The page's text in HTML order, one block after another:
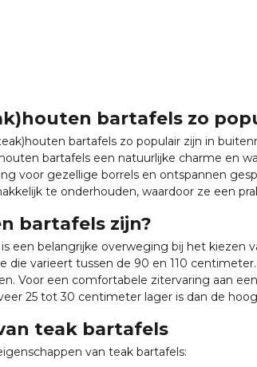
bartafels zo
bartafels zo populair zijn in
bartafels een natuurlijke charme en
voor gezellige borrels en ontspannen
te onderhouden, waardoor ze een
bartafels zijn?
een belangrijke overweging bij het
die varieert tussen de 90 en 110
Voor een comfortabele zitervaring aan
25 tot 30 centimeter lager is dan de
teak bartafels
van teak bartafels: